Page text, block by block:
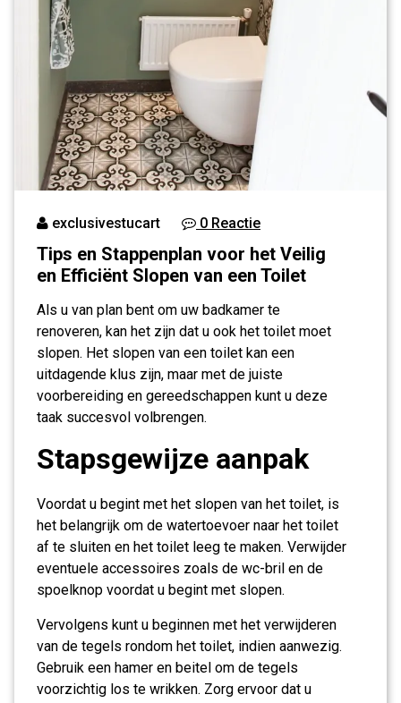
exclusivestucart 0 Reactie
Tips en Stappenplan voor het Veilig
en Efficiënt Slopen van een Toilet
Als u van plan bent om uw badkamer te
renoveren, kan het zijn dat u ook het toilet moet
slopen. Het slopen van een toilet kan een
uitdagende klus zijn, maar met de juiste
voorbereiding en gereedschappen kunt u deze
taak succesvol volbrengen.
Stapsgewijze aanpak
Voordat u begint met het slopen van het toilet, is
het belangrijk om de watertoevoer naar het toilet
af te sluiten en het toilet leeg te maken. Verwijder
eventuele accessoires zoals de wc-bril en de
spoelknop voordat u begint met slopen.
Vervolgens kunt u beginnen met het verwijderen
van de tegels rondom het toilet, indien aanwezig.
Gebruik een hamer en beitel om de tegels
voorzichtig los te wrikken. Zorg ervoor dat u